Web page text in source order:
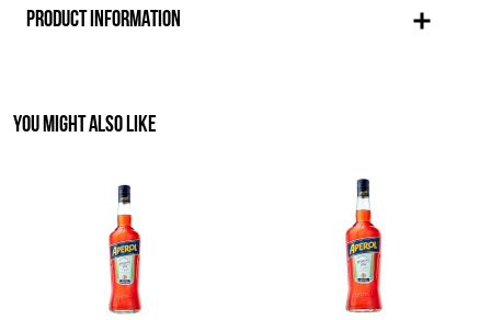
PRODUCT INFORMATION
YOU MIGHT ALSO LIKE